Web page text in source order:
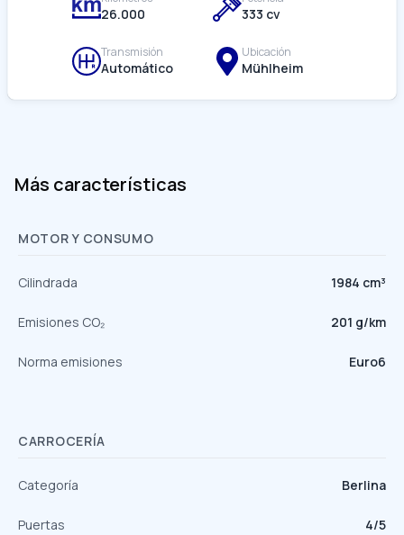
26.000 333 cv
Transmisión
Automático
Ubicación
Mühlheim
Más características
MOTOR Y CONSUMO
Cilindrada 1984 cm³
Emisiones CO₂ 201 g/km
Norma emisiones Euro6
CARROCERÍA
Categoría Berlina
Puertas 4/5